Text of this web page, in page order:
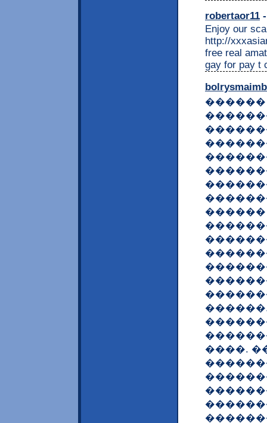
robertaor11
Enjoy our
http://
free real
gay for pay t
bolrysmaimb
����.